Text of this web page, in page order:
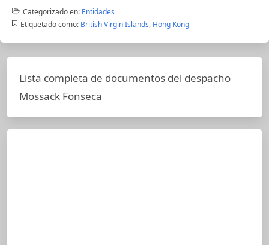
Categorizado en: Entidades
Etiquetado como: British Virgin Islands, Hong Kong
Lista completa de documentos del despacho
Mossack Fonseca